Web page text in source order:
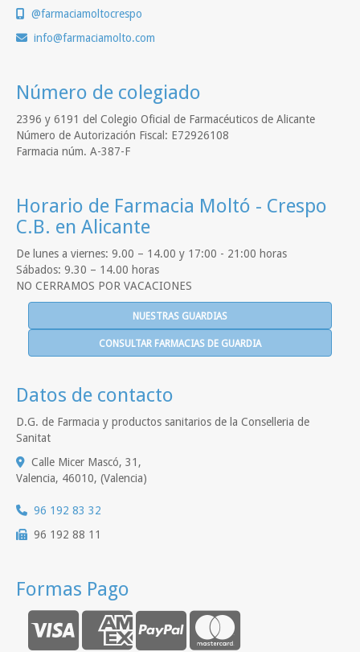
@farmaciamoltocrespo
info
farmaciamolto.com
Número de colegiado
2396 y 6191 del Colegio Oficial de Farmacéuticos de Alicante
Número de Autorización Fiscal: E72926108
Farmacia núm. A-387-F
Horario de Farmacia Moltó - Crespo
C.B. en Alicante
De lunes a viernes: 9.00 – 14.00 y 17:00 - 21:00 horas
Sábados: 9.30 – 14.00 horas
NO CERRAMOS POR VACACIONES
NUESTRAS GUARDIAS
CONSULTAR FARMACIAS DE GUARDIA
Datos de contacto
D.G. de Farmacia y productos sanitarios de la Conselleria de
Sanitat
Calle Micer Mascó, 31,
Valencia, 46010, (Valencia)
96 192 83 32
96 192 88 11
Formas Pago